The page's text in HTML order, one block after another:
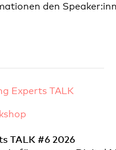
den
TALK #6 2026